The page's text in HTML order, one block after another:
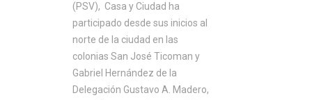
(PSV), Casa y Ciudad ha
participado desde sus inicios al
norte de la ciudad en las
colonias San José Ticoman y
Gabriel Hernández de la
Delegación Gustavo A. Madero,